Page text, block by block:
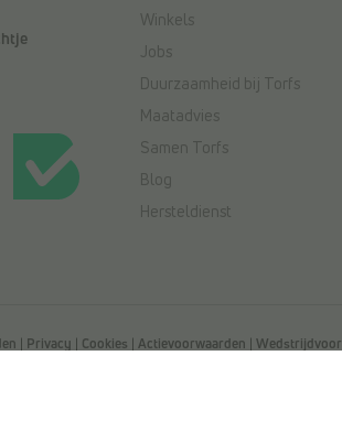
Winkels
Jobs
Duurzaamheid bij Torfs
Maatadvies
Samen Torfs
Blog
Hersteldienst
| Privacy | Cookies | Actievoorwaarden |